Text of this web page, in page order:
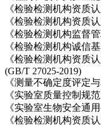
《检验检测机构资质
《检验检测机构资质
《检验检测机构监督
《检验检测机构诚信
《检验检测机构资质
(GB/T 27025-2019)
《测量不确定度评定
《实验室质量控制规
《实验室生物安全通
《检验检测机构资质